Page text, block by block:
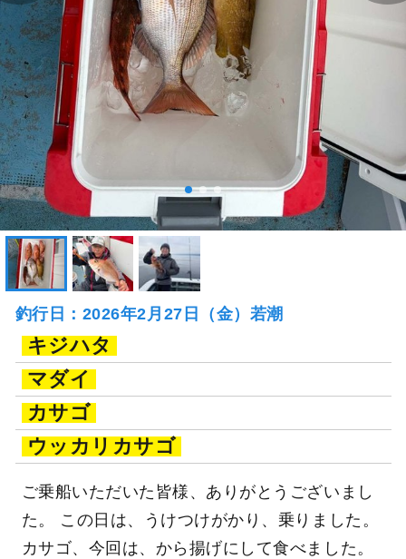
釣行日：2026年2月27日（金）若潮
キジハタ
マダイ
カサゴ
ウッカリカサゴ
ご乗船いただいた皆様、ありがとうございまし
た。 この日は、うけつけがかり、乗りました。
カサゴ、今回は、から揚げにして食べました。